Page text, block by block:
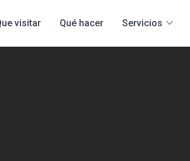
visitar Qué hacer Servicios expand_more